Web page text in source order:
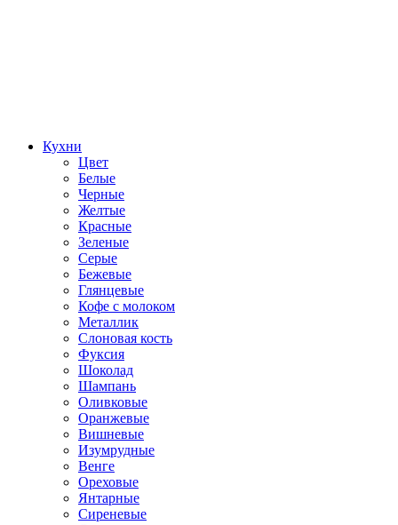
Кухни
Цвет
Белые
Черные
Желтые
Красные
Зеленые
Серые
Бежевые
Глянцевые
Кофе с молоком
Металлик
Слоновая кость
Фуксия
Шоколад
Шампань
Оливковые
Оранжевые
Вишневые
Изумрудные
Венге
Ореховые
Янтарные
Сиреневые